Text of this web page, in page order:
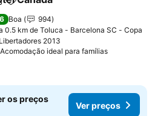
Adicionar aos favoritos
Boa
994
0.5 km de Toluca - Barcelona SC - Copa
Libertadores 2013
Acomodação ideal para famíliasVer
os preços
Ver preços